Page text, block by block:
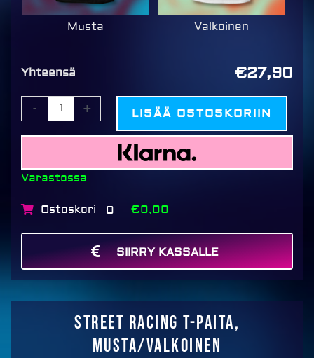
Musta Valkoinen
Yhteensä €27,90
- + LISÄÄ OSTOSKORIIN
Varastossa
Ostoskori 0 €0,00
SIIRRY KASSALLE
Street racing T-paita,
musta/valkoinen